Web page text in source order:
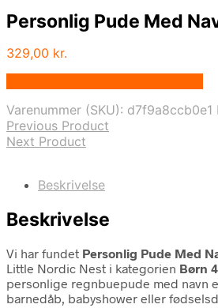
Personlig Pude Med
329,00 kr.
Varenummer (SKU): d7f9a8ccb0e1
Previous Product
Next Product
Beskrivelse
Beskrivelse
Vi har fundet Personlig Pude Med
Little Nordic Nest i kategorien Børn
personlige regnbuepude med navn
barnedåb, babyshower eller